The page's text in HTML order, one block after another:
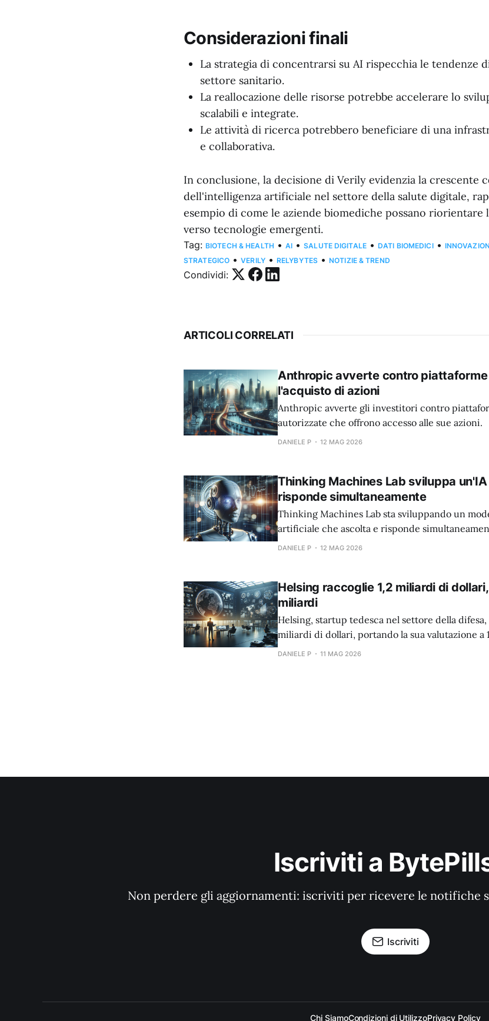
Considerazioni finali
La strategia di concentrarsi su AI rispecchia le tendenze
settore sanitario.
La reallocazione delle risorse potrebbe accelerare lo
scalabili e integrate.
Le attività di ricerca potrebbero beneficiare di una
e collaborativa.
In conclusione, la decisione di Verily evidenzia la crescente
dell'intelligenza artificiale nel settore della salute digitale,
esempio di come le aziende biomediche possano
verso tecnologie emergenti.
Tag: BIOTECH & HEALTH • AI • SALUTE DIGITALE • DATI BIOMEDICI •
STRATEGICO • VERILY • RELYBYTES • NOTIZIE & TREND
Condividi:
ARTICOLI CORRELATI
Anthropic avverte contro
l'acquisto di azioni
Anthropic avverte gli investitori contro
autorizzate che offrono accesso alle sue azioni.
DANIELE P 12 MAG 2026
Thinking Machines Lab sviluppa
risponde simultaneamente
Thinking Machines Lab sta sviluppando un
artificiale che ascolta e risponde
l'interazione uomo-macchina.
DANIELE P 12 MAG 2026
Helsing raccoglie 1,2 miliardi di
miliardi
Helsing, startup tedesca nel settore della
miliardi di dollari, portando la sua valutazione a
DANIELE P 11 MAG 2026
Iscriviti a
Non perdere gli aggiornamenti: iscriviti per ricevere le notifiche
Iscriviti
Chi SiamoCondizioni di UtilizzoPrivacy Policy